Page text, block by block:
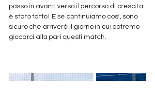
passo in avanti verso il percorso di crescita
è stato fatto!  E se continuiamo così, sono
sicuro che arriverà il giorno in cui potremo
giocarci alla pari questi match.